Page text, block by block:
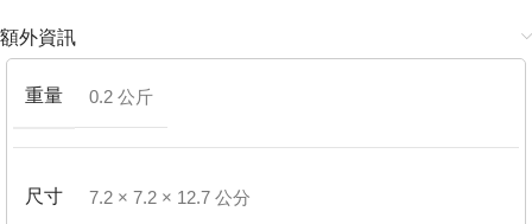
額外資訊
重量 0.2 公斤
尺寸 7.2 × 7.2 × 12.7 公分